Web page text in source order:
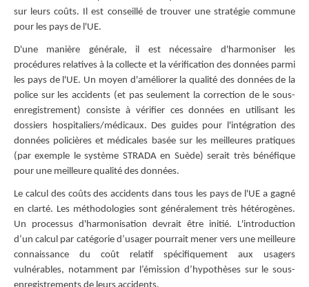
sur leurs coûts. Il est conseillé de trouver une stratégie commune
pour les pays de l'UE.
D'une manière générale, il est nécessaire d'harmoniser les
procédures relatives à la collecte et la vérification des données parmi
les pays de l'UE. Un moyen d'améliorer la qualité des données de la
police sur les accidents (et pas seulement la correction de le sous-
enregistrement) consiste à vérifier ces données en utilisant les
dossiers hospitaliers/médicaux. Des guides pour l'intégration des
données policières et médicales basée sur les meilleures pratiques
(par exemple le système STRADA en Suède) serait très bénéfique
pour une meilleure qualité des données.
Le calcul des coûts des accidents dans tous les pays de l'UE a gagné
en clarté. Les méthodologies sont généralement très hétérogènes.
Un processus d'harmonisation devrait être initié. L'introduction
d’un calcul par catégorie d’usager pourrait mener vers une meilleure
connaissance du coût relatif spécifiquement aux usagers
vulnérables, notamment par l’émission d’hypothèses sur le sous-